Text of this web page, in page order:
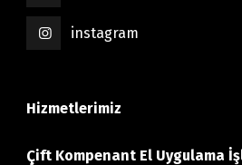
instagram
Hizmetlerimiz
Çift Kompenant El Uygulama